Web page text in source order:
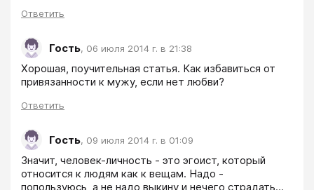
Ответить
Гость, 06 июля 2014 г. в 21:38
Хорошая, поучительная статья. Как избавиться от
Ответить
Гость, 09 июля 2014 г. в 01:09
Значит, человек-личность - это эгоист, который
относится к людям как к вещам. Надо -
попользуюсь, а не надо выкину и нечего страдать...